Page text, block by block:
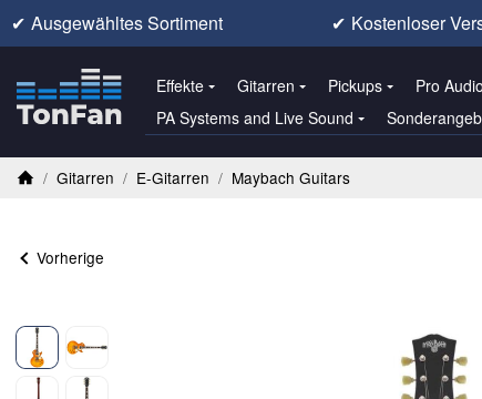
✔ Ausgewähltes Sortiment ✔ Kostenloser
Effekte Gitarren Pickups Pro Audio
PA Systems and Live Sound
/ Gitarren / E-Gitarren / Maybach Guitars
Vorherige